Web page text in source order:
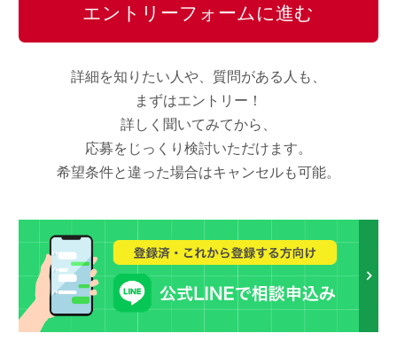
エントリーフォームに進む
詳細を知りたい人や、質問がある人も、
まずはエントリー！
詳しく聞いてみてから、
応募をじっくり検討いただけます。
希望条件と違った場合はキャンセルも可能。